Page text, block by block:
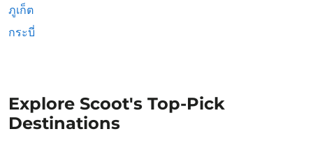
ภูเก็ต
กระบี่
Explore Scoot's Top-Pick
Destinations